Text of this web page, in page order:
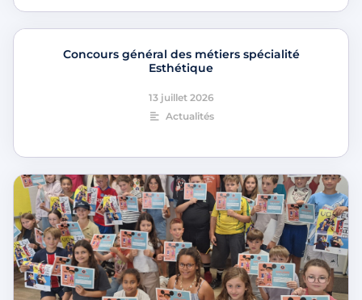
Concours général des métiers spécialité
Esthétique
13 juillet 2026
Actualités